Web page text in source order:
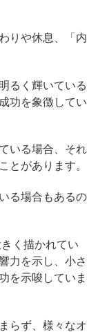
りや休息、「内
るく輝いている
功を象徴してい
いる場合、それ
とがあります。
る場合もあるの
く描かれてい
力を示し、小さ
を示唆していま
らず、様々なオ